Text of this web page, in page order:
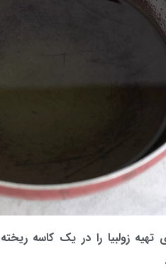
تهیه زولبیا را در یک